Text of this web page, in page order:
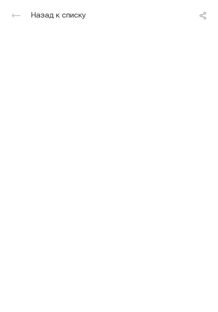
Назад к списку